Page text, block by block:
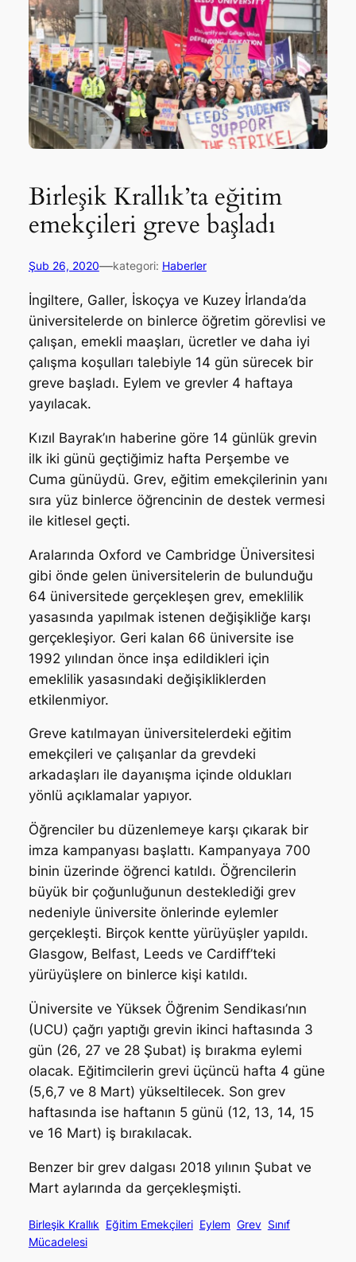
Birleşik Krallık’ta eğitim
emekçileri greve başladı
Şub 26, 2020—kategori: Haberler
İngiltere, Galler, İskoçya ve Kuzey İrlanda’da
üniversitelerde on binlerce öğretim görevlisi ve
çalışan, emekli maaşları, ücretler ve daha iyi
çalışma koşulları talebiyle 14 gün sürecek bir
greve başladı. Eylem ve grevler 4 haftaya
yayılacak.
Kızıl Bayrak’ın haberine göre 14 günlük grevin
ilk iki günü geçtiğimiz hafta Perşembe ve
Cuma günüydü. Grev, eğitim emekçilerinin yanı
sıra yüz binlerce öğrencinin de destek vermesi
ile kitlesel geçti.
Aralarında Oxford ve Cambridge Üniversitesi
gibi önde gelen üniversitelerin de bulunduğu
64 üniversitede gerçekleşen grev, emeklilik
yasasında yapılmak istenen değişikliğe karşı
gerçekleşiyor. Geri kalan 66 üniversite ise
1992 yılından önce inşa edildikleri için
emeklilik yasasındaki değişikliklerden
etkilenmiyor.
Greve katılmayan üniversitelerdeki eğitim
emekçileri ve çalışanlar da grevdeki
arkadaşları ile dayanışma içinde oldukları
yönlü açıklamalar yapıyor.
Öğrenciler bu düzenlemeye karşı çıkarak bir
imza kampanyası başlattı. Kampanyaya 700
binin üzerinde öğrenci katıldı. Öğrencilerin
büyük bir çoğunluğunun desteklediği grev
nedeniyle üniversite önlerinde eylemler
gerçekleşti. Birçok kentte yürüyüşler yapıldı.
Glasgow, Belfast, Leeds ve Cardiff’teki
yürüyüşlere on binlerce kişi katıldı.
Üniversite ve Yüksek Öğrenim Sendikası’nın
(UCU) çağrı yaptığı grevin ikinci haftasında 3
gün (26, 27 ve 28 Şubat) iş bırakma eylemi
olacak. Eğitimcilerin grevi üçüncü hafta 4 güne
(5,6,7 ve 8 Mart) yükseltilecek. Son grev
haftasında ise haftanın 5 günü (12, 13, 14, 15
ve 16 Mart) iş bırakılacak.
Benzer bir grev dalgası 2018 yılının Şubat ve
Mart aylarında da gerçekleşmişti.
Birleşik Krallık Eğitim Emekçileri Eylem Grev Sınıf
Mücadelesi